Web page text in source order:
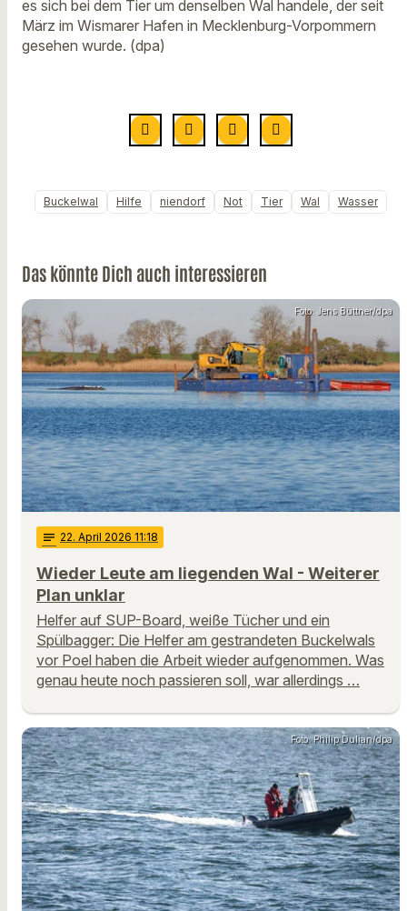
es sich bei dem Tier um denselben Wal handele, der seit
März im Wismarer Hafen in Mecklenburg-Vorpommern
gesehen wurde. (dpa)
Buckelwal Hilfe niendorf Not Tier Wal Wasser
Das könnte Dich auch interessieren
Foto: Jens Büttner/dpa
notes 22. April 2026 11:18
Wieder Leute am liegenden Wal - Weiterer
Plan unklar
Helfer auf SUP-Board, weiße Tücher und ein
Spülbagger: Die Helfer am gestrandeten Buckelwals
vor Poel haben die Arbeit wieder aufgenommen. Was
genau heute noch passieren soll, war allerdings …
Foto: Philip Dulian/dpa